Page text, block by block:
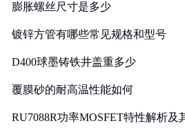
膨胀螺丝尺寸是多少
镀锌方管有哪些常见规格和型号
D400球墨铸铁井盖重多少
覆膜砂的耐高温性能如何
RU7088R功率MOSFET特性解析及